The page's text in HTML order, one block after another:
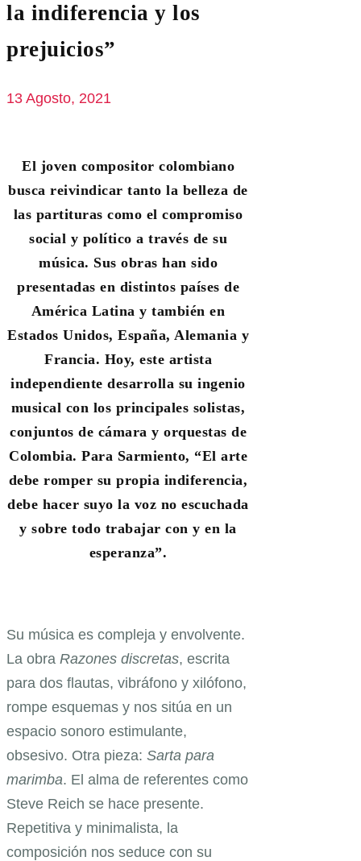
la indiferencia y los
prejuicios”
13 Agosto, 2021
El joven compositor colombiano
busca reivindicar tanto la belleza de
las partituras como el compromiso
social y político a través de su
música. Sus obras han sido
presentadas en distintos países de
América Latina y también en
Estados Unidos, España, Alemania y
Francia. Hoy, este artista
independiente desarrolla su ingenio
musical con los principales solistas,
conjuntos de cámara y orquestas de
Colombia. Para Sarmiento, “El arte
debe romper su propia indiferencia,
debe hacer suyo la voz no escuchada
y sobre todo trabajar con y en la
esperanza”.
Su música es compleja y envolvente.
La obra Razones discretas, escrita
para dos flautas, vibráfono y xilófono,
rompe esquemas y nos sitúa en un
espacio sonoro estimulante,
obsesivo. Otra pieza: Sarta para
marimba. El alma de referentes como
Steve Reich se hace presente.
Repetitiva y minimalista, la
composición nos seduce con su